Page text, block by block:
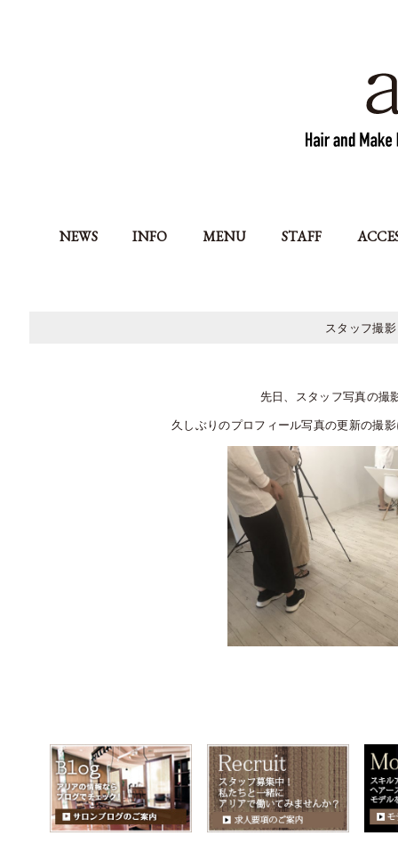
NEWS INFO MENU STAFF
スタッフ撮影
先日、スタッフ写真の撮
久しぶりのプロフィール写真の更新の撮